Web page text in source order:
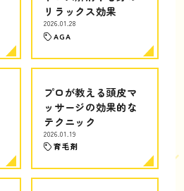
リラックス効果
2026.01.28
AGA
プロが教える頭皮マ
ッサージの効果的な
テクニック
2026.01.19
育毛剤